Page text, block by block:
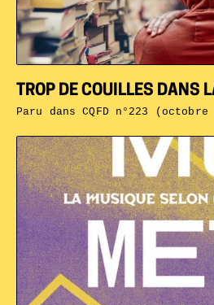
TROP DE COUILLES DANS
Paru dansCQFD n°223 (octobre